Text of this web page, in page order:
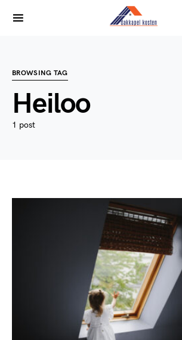
BROWSING TAG
Heiloo
1 post